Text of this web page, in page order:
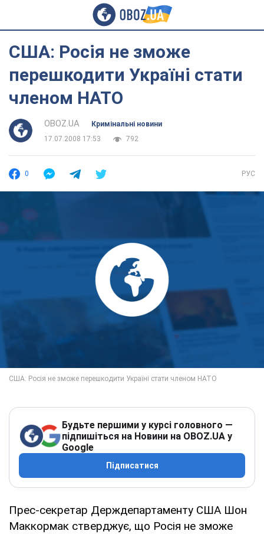
США: Росія не зможе
перешкодити Україні стати
членом НАТО
OBOZ.UA
Кримінальні новини
17.07.2008 17:53
792
0 РУС
Будьте першими у курсі головного —
підпишіться на Новини на OBOZ.UA у
Google
Підписатися
Прес-секретар Держдепартаменту США Шон
Маккормак стверджує, що Росія не зможе